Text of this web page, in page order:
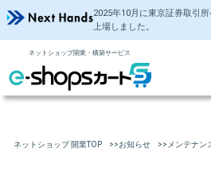
2025年10月に東京証券取引所
上場しました。
ネットショップ開業・構築サービス
ネットショップ 開業TOP お知らせ メンテナン